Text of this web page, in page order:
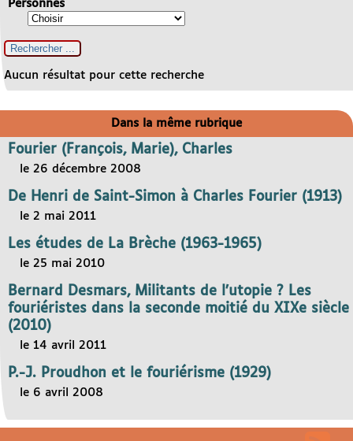
Personnes
Aucun résultat pour cette recherche
Dans la même rubrique
Fourier (François, Marie), Charles
le 26 décembre 2008
De Henri de Saint-Simon à Charles Fourier (1913)
le 2 mai 2011
Les études de La Brèche (1963-1965)
le 25 mai 2010
Bernard Desmars, Militants de l’utopie ? Les
fouriéristes dans la seconde moitié du XIXe siècle
(2010)
le 14 avril 2011
P.-J. Proudhon et le fouriérisme (1929)
le 6 avril 2008